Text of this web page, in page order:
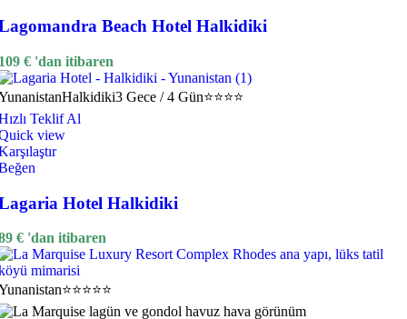
Beach Hotel Halkidiki
€ 'dan itibaren
Halkidiki3 Gece / 4 Gün⭐⭐⭐⭐
Teklif Al
view
Hotel Halkidiki
€ 'dan itibaren
⭐⭐⭐⭐⭐